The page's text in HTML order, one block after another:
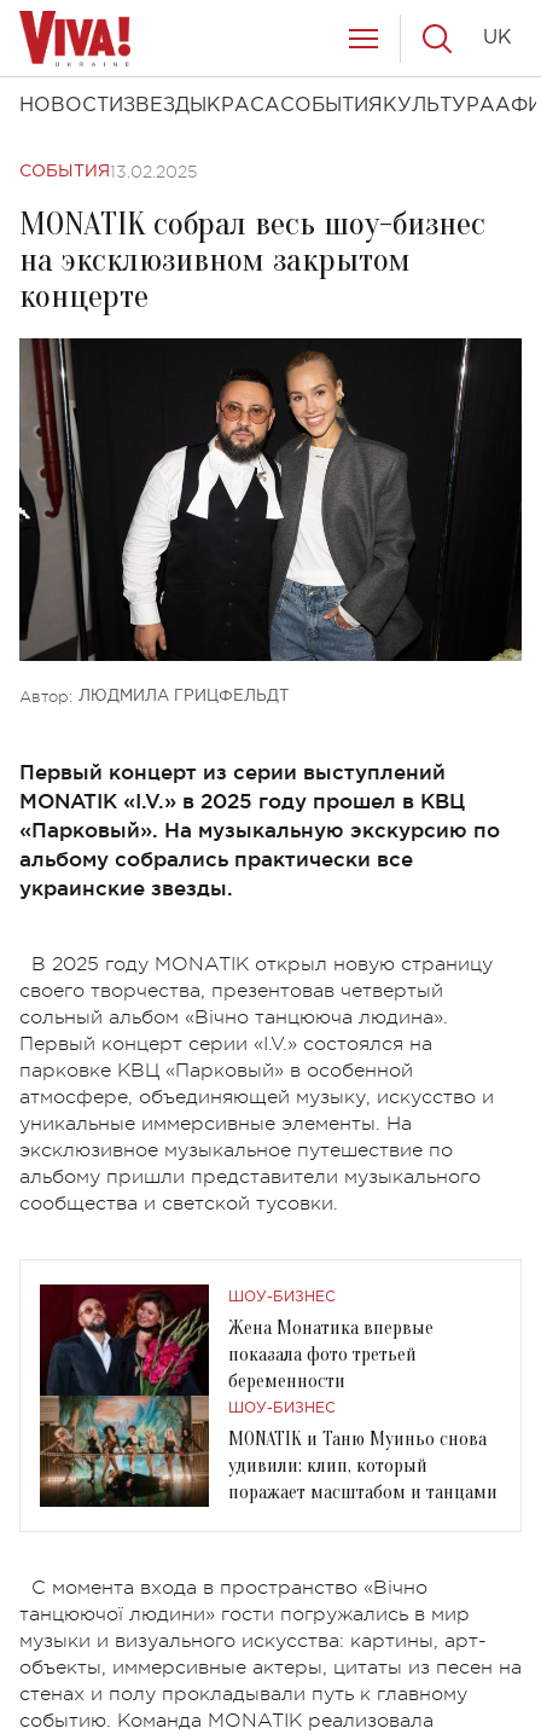
НОВОСТИ ЗВЕЗДЫ КРАСАСОБЫТИЯ КУЛЬТУРА
UK
СОБЫТИЯ 13.02.2025
MONATIK собрал весь шоу-бизнес
на эксклюзивном закрытом
концерте
Автор: ЛЮДМИЛА ГРИЦФЕЛЬДТ
Первый концерт из серии выступлений
MONATIK «I.V.» в 2025 году прошел в КВЦ
«Парковый». На музыкальную экскурсию по
альбому собрались практически все
украинские звезды.
В 2025 году MONATIK открыл новую страницу
своего творчества, презентовав четвертый
сольный альбом «Вічно танцююча людина».
Первый концерт серии «I.V.» состоялся на
парковке КВЦ «Парковый» в особенной
атмосфере, объединяющей музыку, искусство и
уникальные иммерсивные элементы. На
эксклюзивное музыкальное путешествие по
альбому пришли представители музыкального
сообщества и светской тусовки.
ШОУ-БИЗНЕС
Жена Монатика впервые
показала фото третьей
беременности
ШОУ-БИЗНЕС
MONATIK и Таню Муиньо снова
удивили: клип, который
поражает масштабом и танцами
С момента входа в пространство «Вічно
танцюючої людини» гости погружались в мир
музыки и визуального искусства: картины, арт-
объекты, иммерсивные актеры, цитаты из песен на
стенах и полу прокладывали путь к главному
событию. Команда MONATIK реализовала